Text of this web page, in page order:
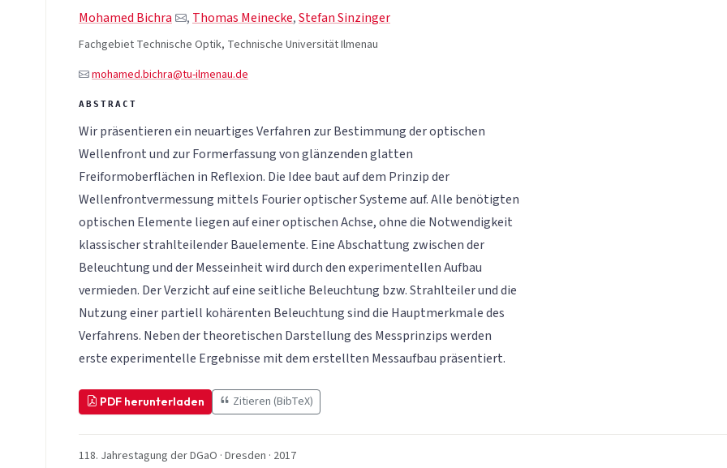
Mohamed Bichra , Thomas Meinecke,Stefan Sinzinger
Fachgebiet Technische Optik, Technische Universität Ilmenau
mohamed.bichra@tu-ilmenau.de
Wir präsentieren ein neuartiges Verfahren zur Bestimmung der optischen
Wellenfront und zur Formerfassung von glänzenden glatten
Freiformoberflächen in Reflexion. Die Idee baut auf dem Prinzip der
Wellenfrontvermessung mittels Fourier optischer Systeme auf. Alle benötigten
optischen Elemente liegen auf einer optischen Achse, ohne die Notwendigkeit
klassischer strahlteilender Bauelemente. Eine Abschattung zwischen der
Beleuchtung und der Messeinheit wird durch den experimentellen Aufbau
vermieden. Der Verzicht auf eine seitliche Beleuchtung bzw. Strahlteiler und die
Nutzung einer partiell kohärenten Beleuchtung sind die Hauptmerkmale des
Verfahrens. Neben der theoretischen Darstellung des Messprinzips werden
erste experimentelle Ergebnisse mit dem erstellten Messaufbau präsentiert.
PDF herunterladen Zitieren (BibTeX)
118. Jahrestagung der DGaO · Dresden · 2017